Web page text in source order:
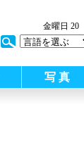
金曜日 20
写 真